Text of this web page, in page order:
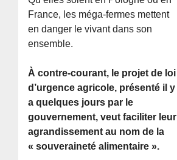
France, les méga-fermes mettent
en danger le vivant dans son
ensemble.
À contre-courant, le projet de loi
d’urgence agricole, présenté il y
a quelques jours par le
gouvernement, veut faciliter leur
agrandissement au nom de la
« souveraineté alimentaire ».